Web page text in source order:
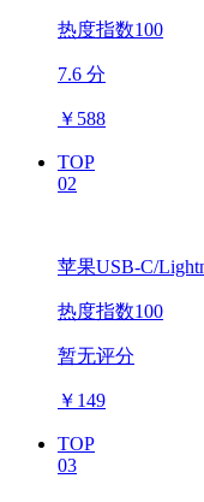
热度指数100
7.6 分
￥ 588
TOP
02
苹果USB-C/
热度指数100
暂无评分
￥ 149
TOP
03